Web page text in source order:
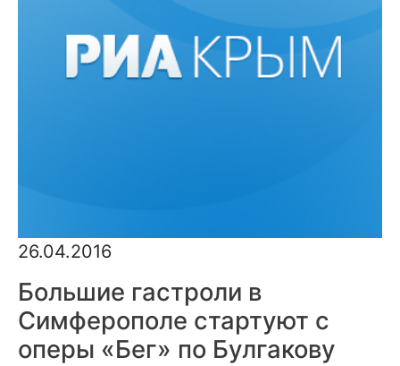
26.04.2016
Большие гастроли в
Симферополе стартуют с
оперы «Бег» по Булгакову